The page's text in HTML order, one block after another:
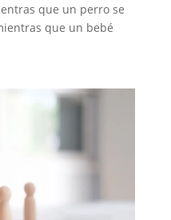
que un perro se
que un bebé